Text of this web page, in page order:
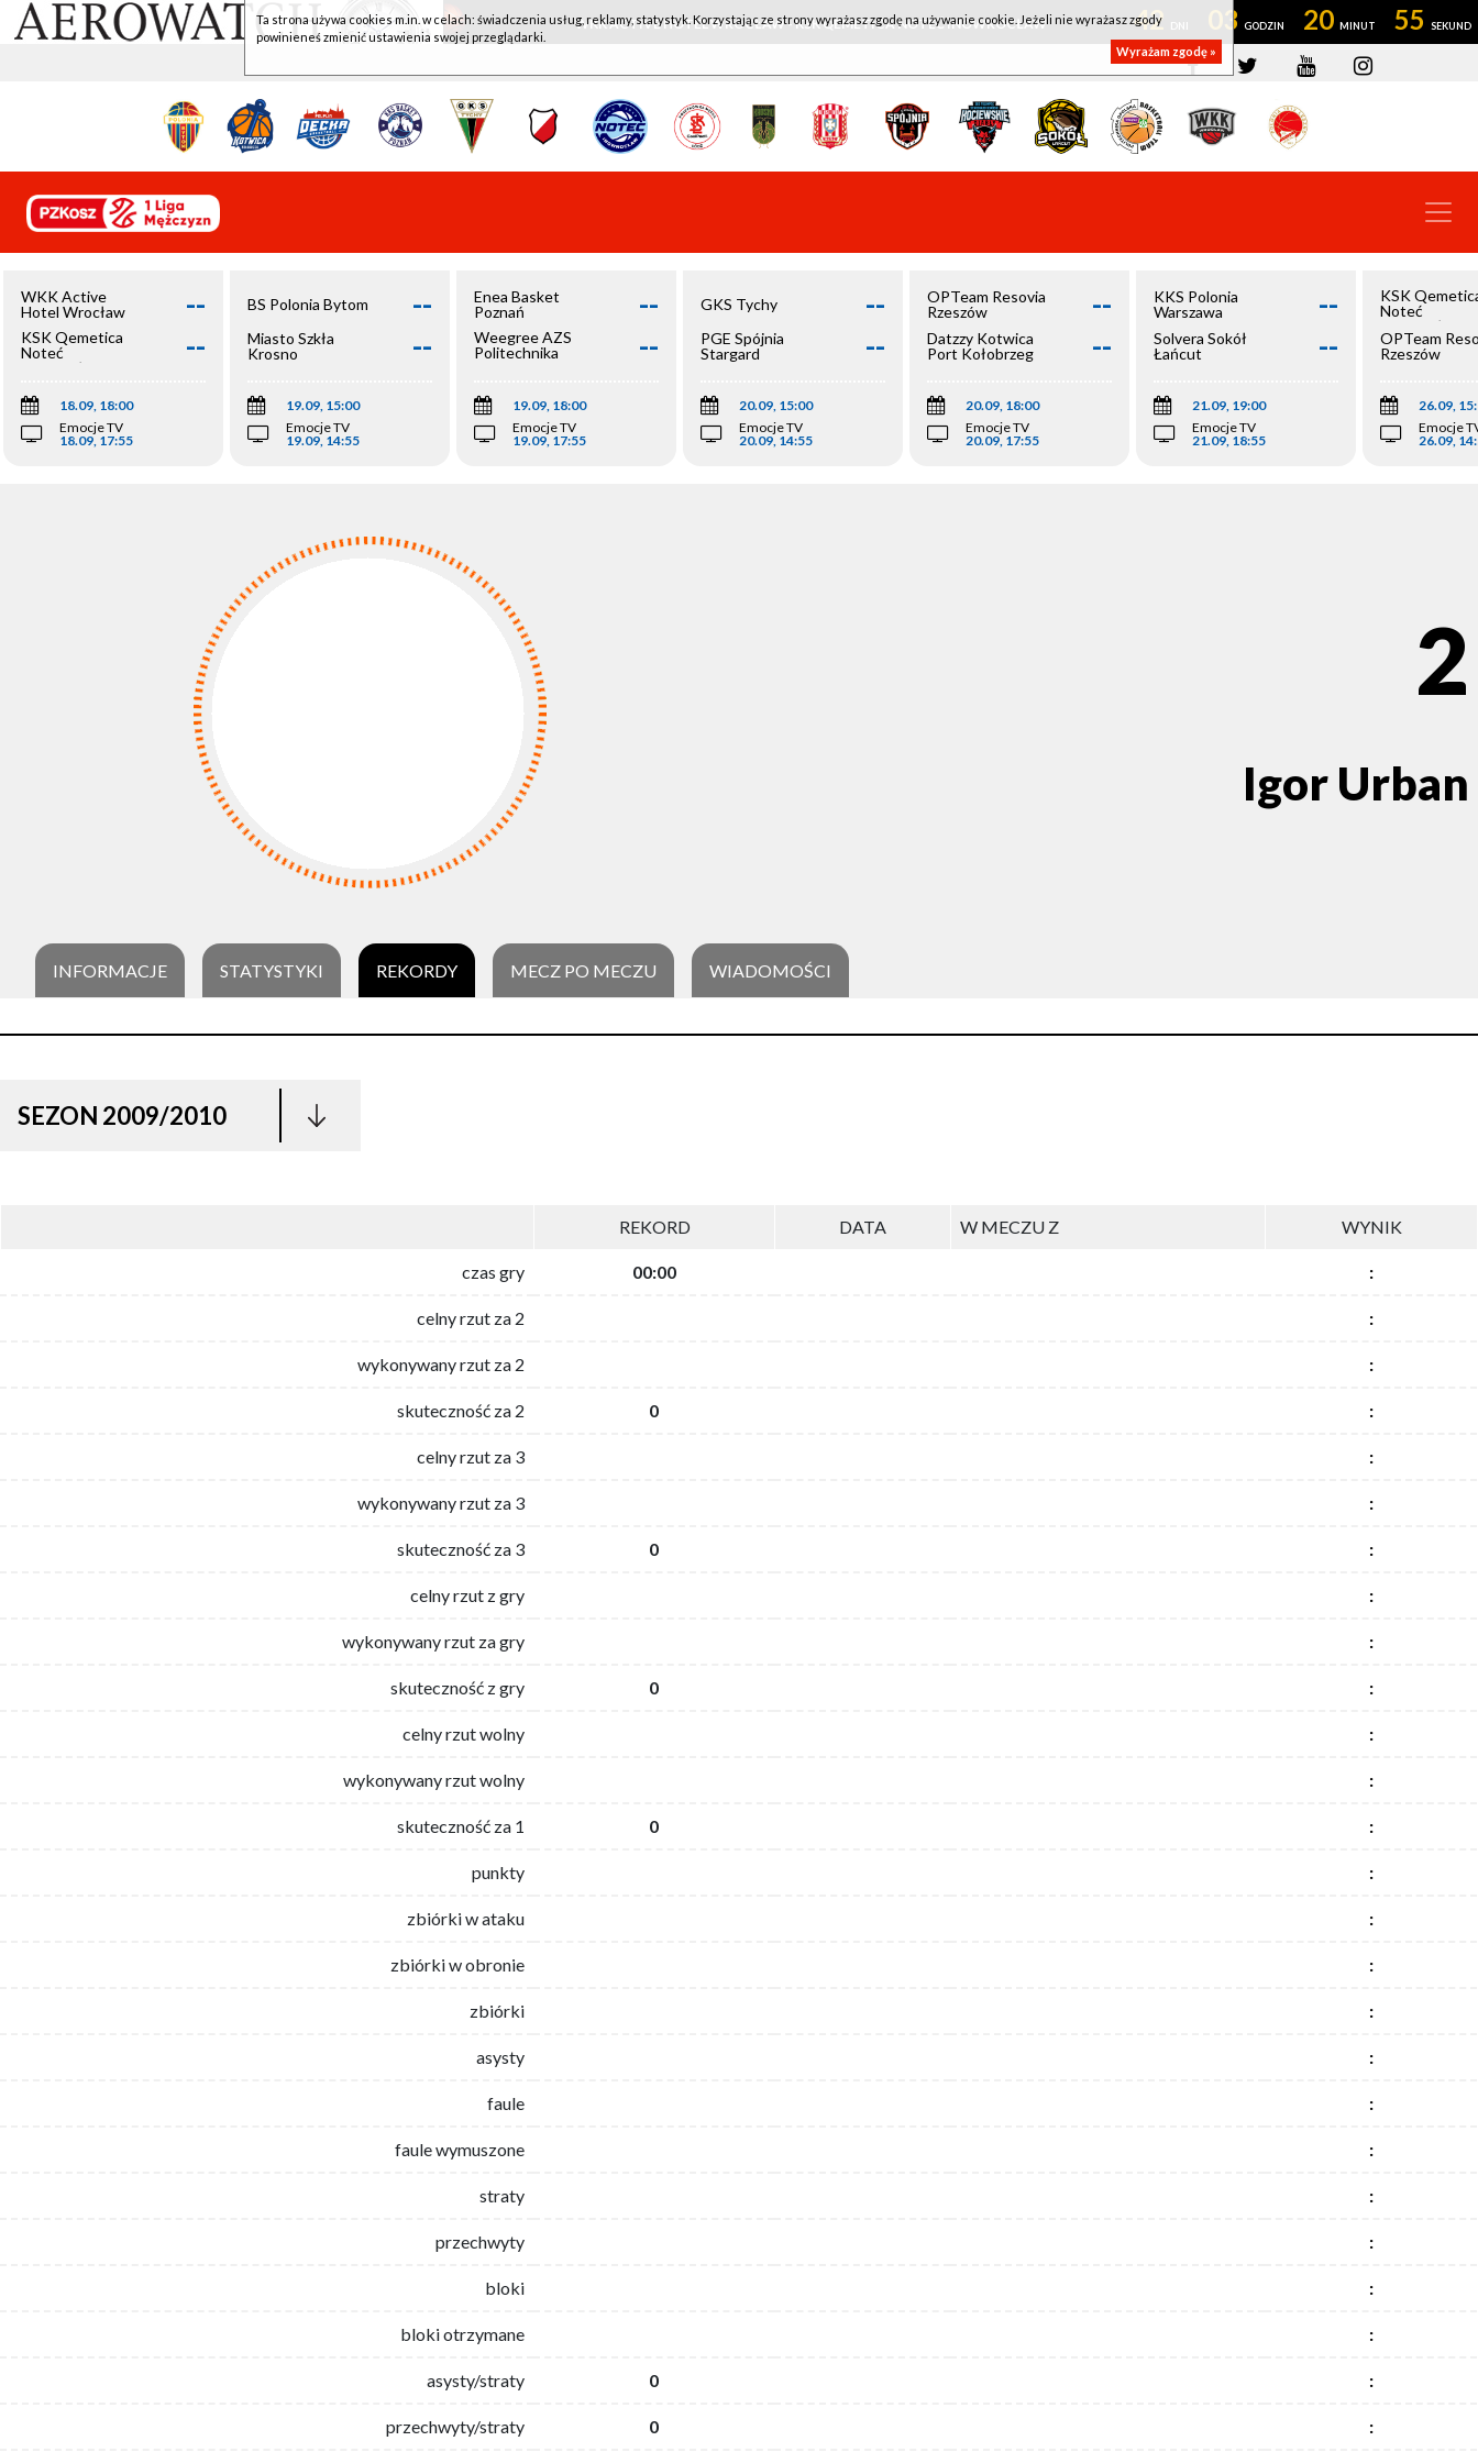
WKK ACTIVE HOTEL WROCŁAW - KSK QEMETICA NOTEĆ INOWROCŁAW 42 03 20 54
WKK Active
Hotel Wrocław
--
KSK Qemetica
Noteć
Inowrocław
--
18.09, 18:00
Emocje TV
18.09, 17:55
BS Polonia Bytom --
Miasto Szkła
Krosno
--
19.09, 15:00
Emocje TV
19.09, 14:55
Enea Basket
Poznań
--
Weegree AZS
Politechnika
--
19.09, 18:00
Emocje TV
19.09, 17:55
GKS Tychy --
PGE Spójnia
Stargard
--
20.09, 15:00
Emocje TV
20.09, 14:55
OPTeam Resovia
Rzeszów
--
Datzzy Kotwica
Port Kołobrzeg
--
20.09, 18:00
Emocje TV
20.09, 17:55
KKS Polonia
Warszawa
--
Solvera Sokół
Łańcut
--
21.09, 19:00
Emocje TV
21.09, 18:55
KSK
Noteć
Inowrocław
OPTeam
Rzeszów
26.09,
Emocje
26.09,
2
Igor Urban
INFORMACJE STATYSTYKI REKORDY MECZ PO MECZU WIADOMOŚCI
SEZON 2009/2010
REKORD DATA W MECZU Z WYNIK
czas gry 00:00 :
celny rzut za 2 :
wykonywany rzut za 2 :
skuteczność za 2 0 :
celny rzut za 3 :
wykonywany rzut za 3 :
skuteczność za 3 0 :
celny rzut z gry :
wykonywany rzut za gry :
skuteczność z gry 0 :
celny rzut wolny :
wykonywany rzut wolny :
skuteczność za 1 0 :
punkty :
zbiórki w ataku :
zbiórki w obronie :
zbiórki :
asysty :
faule :
faule wymuszone :
straty :
przechwyty :
bloki :
bloki otrzymane :
asysty/straty 0 :
przechwyty/straty 0 :
Ta strona używa cookies m.in. w celach: świadczenia usług, reklamy, statystyk. Korzystając ze strony wyrażasz zgodę na używanie cookie. Jeżeli nie wyrażasz zgody
powinieneś zmienić ustawienia swojej przeglądarki.
Wyrażam zgodę »